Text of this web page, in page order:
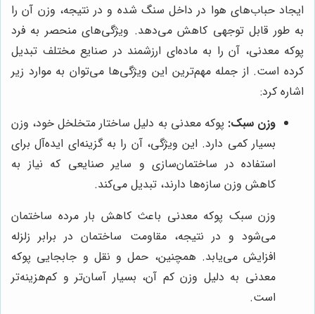
ایجاد حباب‌های هوا در داخل سنگ شده و در نتیجه، وزن آن را
به طور قابل توجهی کاهش می‌دهد. ویژگی‌های منحصر به فرد
پوکه معدنی، آن را به ماده‌ای ارزشمند در صنایع مختلف تبدیل
کرده است. از جمله مهم‌ترین این ویژگی‌ها می‌توان به موارد زیر
اشاره کرد:
وزن سبک: پوکه معدنی به دلیل ساختار متخلخل خود، وزن
بسیار کمی دارد. این ویژگی، آن را به گزینه‌ای ایده‌آل برای
استفاده در ساختمان‌سازی و سایر صنایعی که نیاز به
کاهش وزن سازه‌ها دارند، تبدیل می‌کند.
وزن سبک پوکه معدنی باعث کاهش بار مرده ساختمان
می‌شود و در نتیجه، مقاومت ساختمان در برابر زلزله
افزایش می‌یابد. همچنین، حمل و نقل و جابجایی پوکه
معدنی به دلیل وزن کم آن، بسیار آسان‌تر و کم‌هزینه‌تر
است.